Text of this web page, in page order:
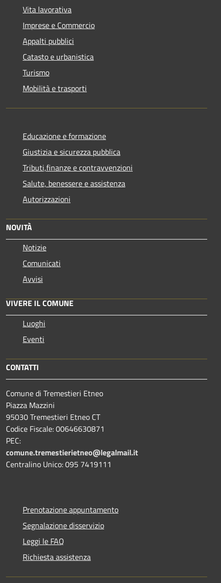
Vita lavorativa
Imprese e Commercio
Appalti pubblici
Catasto e urbanistica
Turismo
Mobilità e trasporti
Educazione e formazione
Giustizia e sicurezza pubblica
Tributi,finanze e contravvenzioni
Salute, benessere e assistenza
Autorizzazioni
NOVITÀ
Notizie
Comunicati
Avvisi
VIVERE IL COMUNE
Luoghi
Eventi
CONTATTI
Comune di Tremestieri Etneo
Piazza Mazzini
95030 Tremestieri Etneo CT
Codice Fiscale: 00646630871
PEC:
comune.tremestierietneo@legalmail.it
Centralino Unico: 095 7419111
Prenotazione appuntamento
Segnalazione disservizio
Leggi le FAQ
Richiesta assistenza